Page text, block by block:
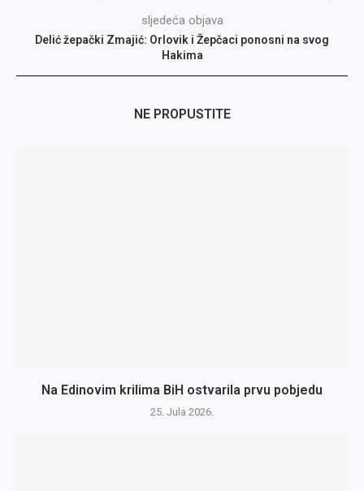
sljedeća objava
Delić žepački Zmajić: Orlovik i Žepčaci ponosni na svog
Hakima
NE PROPUSTITE
Na Edinovim krilima BiH ostvarila prvu pobjedu
25. Jula 2026.